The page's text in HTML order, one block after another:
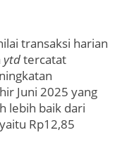
transaksi harian
ytdtercatat
Juni 2025 yang
lebih baik dari
Rp12,85